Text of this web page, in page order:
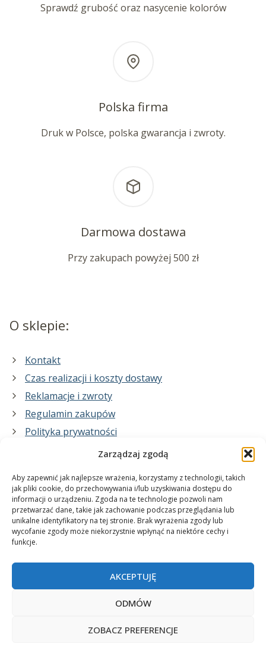
Zarządzaj zgodą
Aby zapewnić jak najlepsze wrażenia, korzystamy z technologii, takich
jak pliki cookie, do przechowywania i/lub uzyskiwania dostępu do
informacji o urządzeniu. Zgoda na te technologie pozwoli nam
przetwarzać dane, takie jak zachowanie podczas przeglądania lub
unikalne identyfikatory na tej stronie. Brak wyrażenia zgody lub
wycofanie zgody może niekorzystnie wpłynąć na niektóre cechy i
funkcje.
AKCEPTUJĘ
ODMÓW
ZOBACZ PREFERENCJE
Sprawdź grubość oraz nasycenie kolorów
Polska firma
Druk w Polsce, polska gwarancja i zwroty.
Darmowa dostawa
Przy zakupach powyżej 500 zł
O sklepie:
Kontakt
Czas realizacji i koszty dostawy
Reklamacje i zwroty
Regulamin zakupów
Polityka prywatności
Co zrobimy dla Ciebie:
projekty plakatów na zamówienie
wydrukuj swój plakat
© 2006-2025 Plakatynasciany.pl